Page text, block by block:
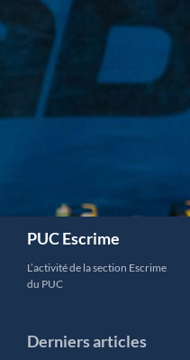
au
contenu
PUC Escrime
L’activité de la section Escrime
du PUC
Derniers articles